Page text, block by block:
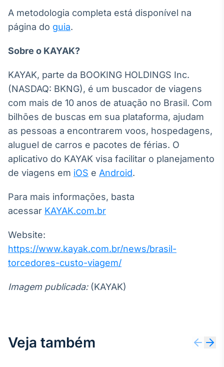
A metodologia completa está disponível na
página do guia.
Sobre o KAYAK?
KAYAK, parte da BOOKING HOLDINGS Inc.
(NASDAQ: BKNG), é um buscador de viagens
com mais de 10 anos de atuação no Brasil. Com
bilhões de buscas em sua plataforma, ajudam
as pessoas a encontrarem voos, hospedagens,
aluguel de carros e pacotes de férias. O
aplicativo do KAYAK visa facilitar o planejamento
de viagens em iOS e Android.
Para mais informações, basta
acessar KAYAK.com.br
Website:
https://www.kayak.com.br/news/brasil-
torcedores-custo-viagem/
Imagem publicada:(KAYAK)
Veja também